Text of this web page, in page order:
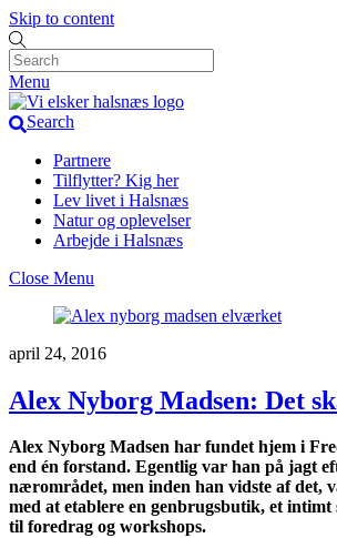
Skip to content
Menu
Search
Partnere
Tilflytter? Kig her
Lev livet i Halsnæs
Natur og oplevelser
Arbejde i Halsnæs
Close Menu
april 24, 2016
Alex Nyborg Madsen: Det
Alex Nyborg Madsen har fundet hjem i
end én forstand. Egentlig var han på jagt
nærområdet, men inden han vidste af det,
med at etablere en genbrugsbutik, et intimt
til foredrag og workshops.